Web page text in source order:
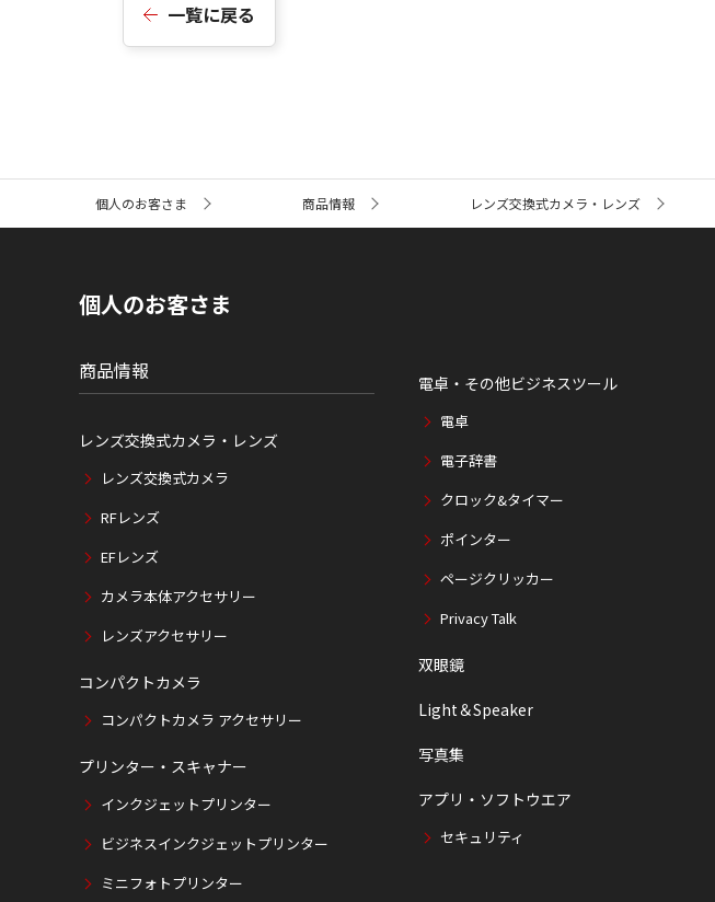
一覧に戻る
ト
個人のお客さま 商品情報 レンズ交換式カメラ・レンズ
個人のお客さま
商品情報
レンズ交換式カメラ・レンズ
レンズ交換式カメラ
RFレンズ
EFレンズ
カメラ本体アクセサリー
レンズアクセサリー
コンパクトカメラ
コンパクトカメラ アクセサリー
プリンター・スキャナー
インクジェットプリンター
ビジネスインクジェットプリンター
ミニフォトプリンター
電卓・その他ビジネスツール
電卓
電子辞書
クロック&タイマー
ポインター
ページクリッカー
Privacy Talk
双眼鏡
Light＆Speaker
写真集
アプリ・ソフトウエア
セキュリティ